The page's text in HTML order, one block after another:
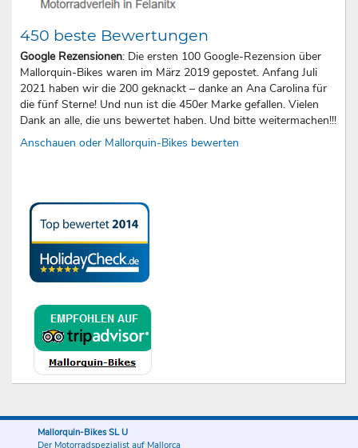
450 beste Bewertungen
Google Rezensionen: Die ersten 100 Google-Rezension über
Mallorquin-Bikes waren im März 2019 gepostet. Anfang Juli
2021 haben wir die 200 geknackt – danke an Ana Carolina für
die fünf Sterne! Und nun ist die 450er Marke gefallen. Vielen
Dank an alle, die uns bewertet haben. Und bitte weitermachen!!!
Anschauen oder Mallorquin-Bikes bewerten
Mallorquin-Bikes SL U
Der Motorradspezialist auf Mallorca